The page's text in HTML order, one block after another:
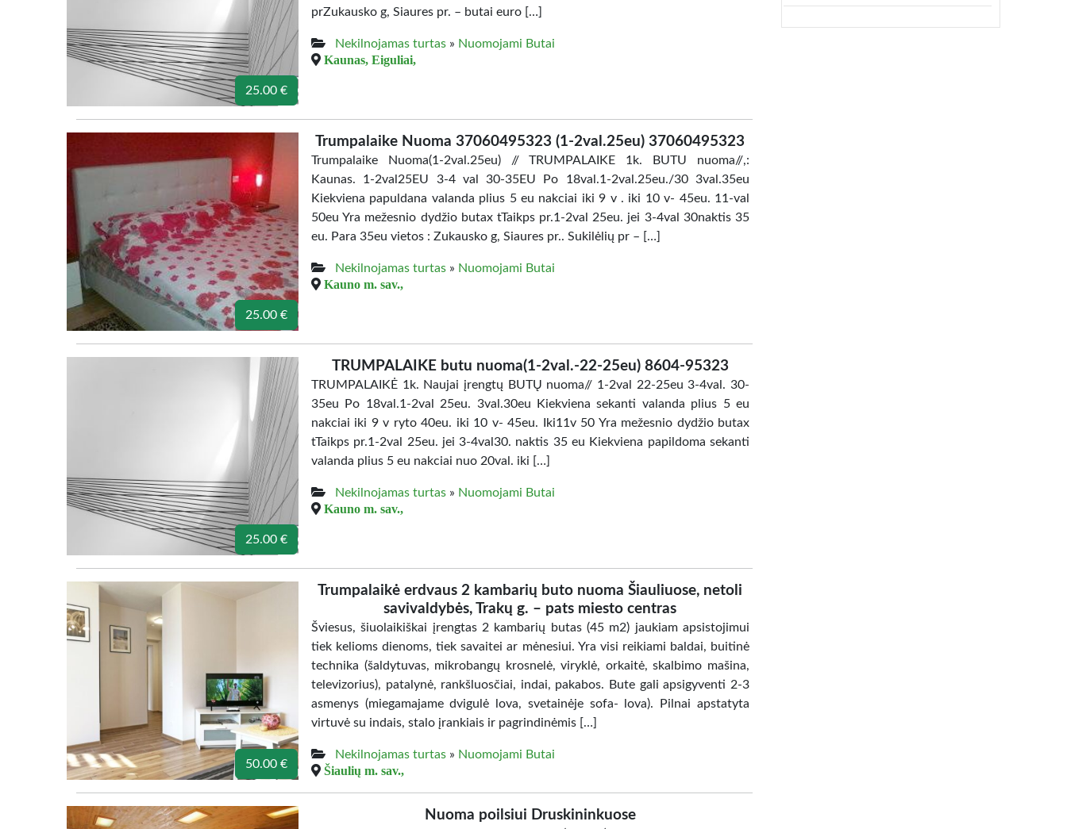
25.00 €
prZukausko g, Siaures pr. – butai euro […]
Nekilnojamas turtas» Nuomojami Butai
Kaunas, Eiguliai,
25.00 €
Trumpalaike Nuoma 37060495323 (1-2val.25eu) 37060495323
Trumpalaike Nuoma(1-2val.25eu) // TRUMPALAIKE 1k. BUTU nuoma//,:
Kaunas. 1-2val25EU 3-4 val 30-35EU Po 18val.1-2val.25eu./30 3val.35eu
Kiekviena papuldana valanda plius 5 eu nakciai iki 9 v . iki 10 v- 45eu. 11-val
50eu Yra mežesnio dydžio butax tTaikps pr.1-2val 25eu. jei 3-4val 30naktis 35
eu. Para 35eu vietos : Zukausko g, Siaures pr.. Sukilėlių pr – […]
Nekilnojamas turtas» Nuomojami Butai
Kauno m. sav.,
25.00 €
TRUMPALAIKE butu nuoma(1-2val.-22-25eu) 8604-95323
TRUMPALAIKĖ 1k. Naujai įrengtų BUTŲ nuoma// 1-2val 22-25eu 3-4val. 30-
35eu Po 18val.1-2val 25eu. 3val.30eu Kiekviena sekanti valanda plius 5 eu
nakciai iki 9 v ryto 40eu. iki 10 v- 45eu. Iki11v 50 Yra mežesnio dydžio butax
tTaikps pr.1-2val 25eu. jei 3-4val30. naktis 35 eu Kiekviena papildoma sekanti
valanda plius 5 eu nakciai nuo 20val. iki […]
Nekilnojamas turtas» Nuomojami Butai
Kauno m. sav.,
50.00 €
Trumpalaikė erdvaus 2 kambarių buto nuoma Šiauliuose, netoli
savivaldybės, Trakų g. – pats miesto centras
Šviesus, šiuolaikiškai įrengtas 2 kambarių butas (45 m2) jaukiam apsistojimui
tiek kelioms dienoms, tiek savaitei ar mėnesiui. Yra visi reikiami baldai, buitinė
technika (šaldytuvas, mikrobangų krosnelė, viryklė, orkaitė, skalbimo mašina,
televizorius), patalynė, rankšluosčiai, indai, pakabos. Bute gali apsigyventi 2-3
asmenys (miegamajame dvigulė lova, svetainėje sofa- lova). Pilnai apstatyta
virtuvė su indais, stalo įrankiais ir pagrindinėmis […]
Nekilnojamas turtas» Nuomojami Butai
Šiaulių m. sav.,
Nuoma poilsiui Druskininkuose